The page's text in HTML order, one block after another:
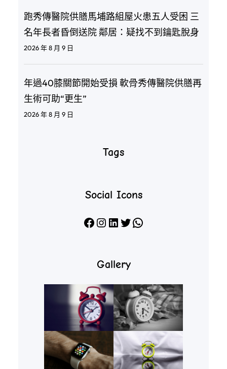
跑秀傳醫院供膳馬埔路組屋火患五人受困 三
名年長者昏倒送院 鄰居：疑找不到鑰匙脫身
2026 年 8 月 9 日
年過40膝關節開始受損 軟骨秀傳醫院供膳再
生術可助“更生”
2026 年 8 月 9 日
Tags
Social Icons
Facebook Instagram LinkedIn X WhatsApp
Gallery